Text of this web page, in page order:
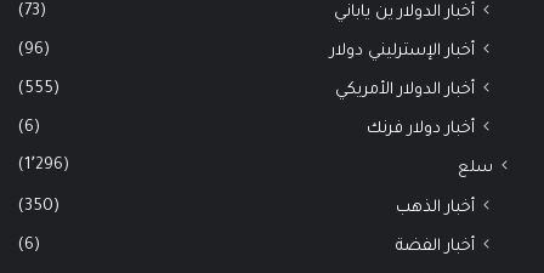
أخبار الدولار ين ياباني (73)
أخبار الإسترليني دولار (96)
أخبار الدولار الأمريكي (555)
أخبار دولار فرنك (6)
سلع (1٬296)
أخبار الذهب (350)
أخبار الفضة (6)